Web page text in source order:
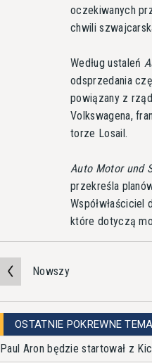
oczekiwanych
chwili
Według ustaleń
odsprzedania
powiązany z
Volkswagena,
torze Losail.
Auto Motor und
przekreśla
które dotyczą
Nowszy
OSTATNIE POKREWNE
Paul Aron będzie startował z